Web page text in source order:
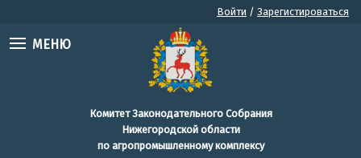
Войти / Зарегистироваться
МЕНЮ
Комитет Законодательного Собрания
Нижегородской области
по агропромышленному комплексу